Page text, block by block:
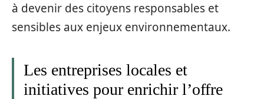
à devenir des citoyens responsables et
sensibles aux enjeux environnementaux.
Les entreprises locales et
initiatives pour enrichir l’offre